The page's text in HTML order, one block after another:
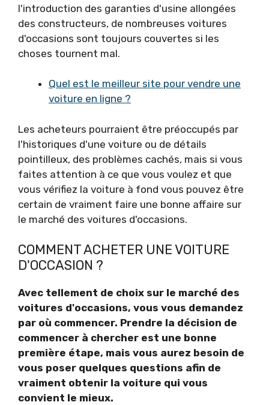
l'introduction des garanties d'usine allongées
des constructeurs, de nombreuses voitures
d'occasions sont toujours couvertes si les
choses tournent mal.
Quel est le meilleur site pour vendre une
voiture en ligne ?
Les acheteurs pourraient être préoccupés par
l'historiques d'une voiture ou de détails
pointilleux, des problèmes cachés, mais si vous
faites attention à ce que vous voulez et que
vous vérifiez la voiture à fond vous pouvez être
certain de vraiment faire une bonne affaire sur
le marché des voitures d'occasions.
COMMENT ACHETER UNE VOITURE
D'OCCASION ?
Avec tellement de choix sur le marché des
voitures d'occasions, vous vous demandez
par où commencer. Prendre la décision de
commencer à chercher est une bonne
première étape, mais vous aurez besoin de
vous poser quelques questions afin de
vraiment obtenir la voiture qui vous
convient le mieux.